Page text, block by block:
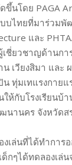
ขึ้นโดย PAGA
บไทยที่มาร่วมพั
และ
ชี่ยวชาญด้านกา
เวียงสิมา และ
ทุ่มเทแรงกาย
ให้กับโรงเรียนบ้
นานคร จังหวัดส
เล่นที่ได้ทำการ
กๆได้ทดลองเล่